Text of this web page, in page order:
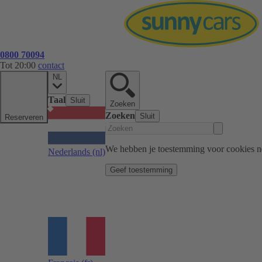
0800 70094
Tot 20:00 contact
Reserveren
NL
Taal Sluit
Nederlands (nl)
Zoeken
Zoeken Sluit
We hebben je toestemming voor cookies
Geef toestemming